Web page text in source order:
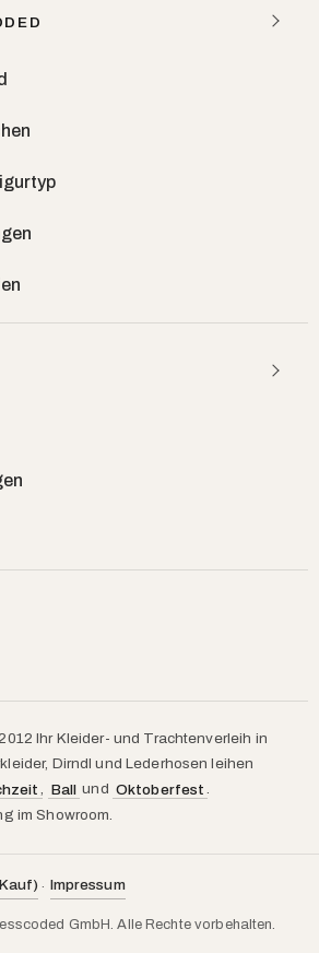
Ihr Kleider- und Trachtenverleih in
Dirndl und Lederhosen leihen
, Ball und Oktoberfest .
im Showroom.
· Impressum
GmbH. Alle Rechte vorbehalten.